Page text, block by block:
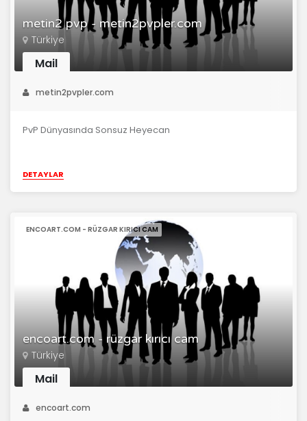
metin2 pvp - metin2pvpler.com
Türkiye
Mail
metin2pvpler.com
PvP Dünyasında Sonsuz Heyecan
DETAYLAR
encoart.com - rüzgar kırıcı cam
ENCOART.COM - RÜZGAR KIRICI CAM
Türkiye
Mail
encoart.com